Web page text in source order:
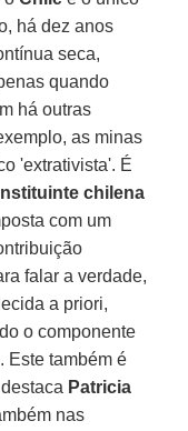
há dez anos
seca,
quando
há outras
as minas
'extrativista'. É
chilena
com um
falar a verdade,
a priori,
o componente
Este também é
Patricia
nas